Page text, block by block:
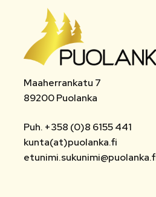
LIITTYMISMAKSUT
TONTIT
POISTETTAVA MATERIAALI
MUUT
Maaherrankatu 7
89200 Puolanka
Puh. +358 (0)8 6155 441
kunta(at)puolanka.fi